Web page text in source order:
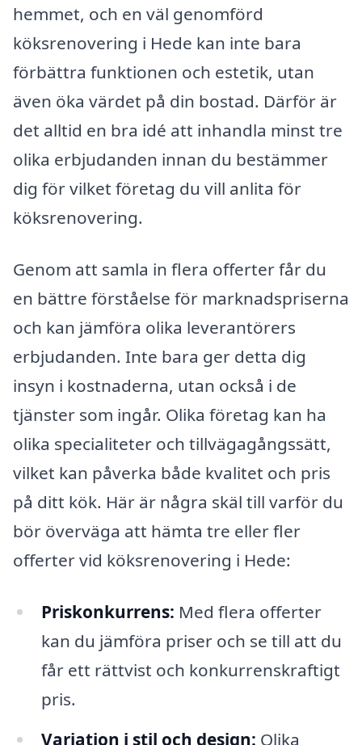
hemmet, och en väl genomförd
köksrenovering i Hede kan inte bara
förbättra funktionen och estetik, utan
även öka värdet på din bostad. Därför är
det alltid en bra idé att inhandla minst tre
olika erbjudanden innan du bestämmer
dig för vilket företag du vill anlita för
köksrenovering.
Genom att samla in flera offerter får du
en bättre förståelse för marknadspriserna
och kan jämföra olika leverantörers
erbjudanden. Inte bara ger detta dig
insyn i kostnaderna, utan också i de
tjänster som ingår. Olika företag kan ha
olika specialiteter och tillvägagångssätt,
vilket kan påverka både kvalitet och pris
på ditt kök. Här är några skäl till varför du
bör överväga att hämta tre eller fler
offerter vid köksrenovering i Hede:
Priskonkurrens: Med flera offerter
kan du jämföra priser och se till att du
får ett rättvist och konkurrenskraftigt
pris.
Variation i stil och design: Olika